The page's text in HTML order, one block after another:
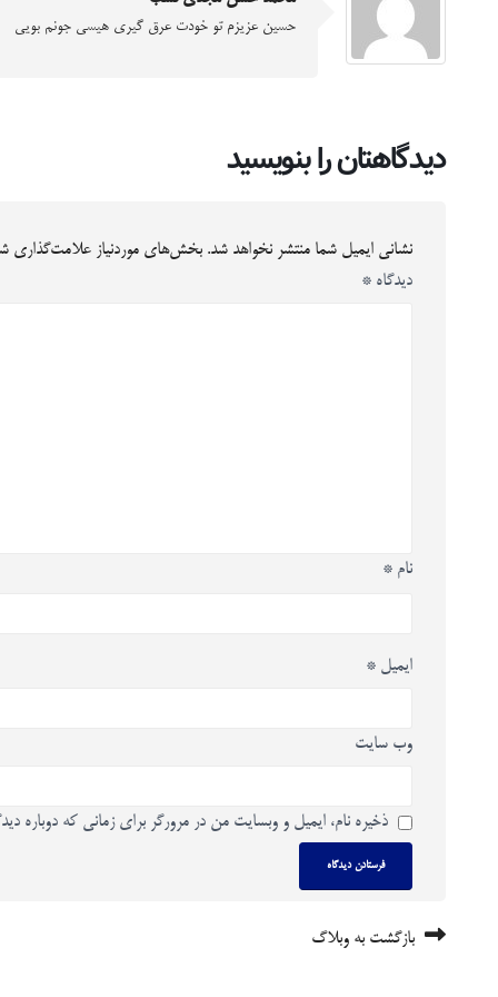
حسین عزیزم تو خودت عرق گیری هیسی جونم بویی
دیدگاهتان را بنویسید
نشانی ایمیل شما منتشر نخواهد شد. بخش‌های موردنیاز علامت‌گذاری
دیدگاه *
نام *
ایمیل *
وب‌ سایت
ذخیره نام، ایمیل و وبسایت من در مرورگر برای زمانی که دوباره
بازگشت به وبلاگ